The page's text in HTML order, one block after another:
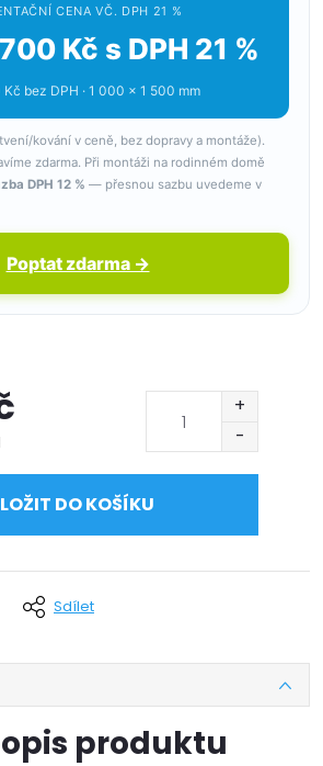
CENA VČ. DPH 21 %
Kč s DPH 21 %
bez DPH · 1 000 × 1 500 mm
kování v ceně, bez dopravy a montáže).
zdarma. Při montáži na rodinném domě
DPH 12 % — přesnou sazbu uvedeme v
Poptat zdarma →
DO KOŠÍKU
Sdílet
produktu